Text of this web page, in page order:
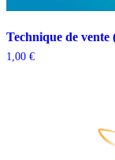
Technique de vente
1,00 €